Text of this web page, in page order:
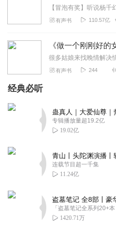
有声书 110.57亿
《做一个刚刚好的
有声书 244
经典必听
专辑播放量超19.2亿
19.02亿
连载节目超一千集
11.24亿
1420.71万